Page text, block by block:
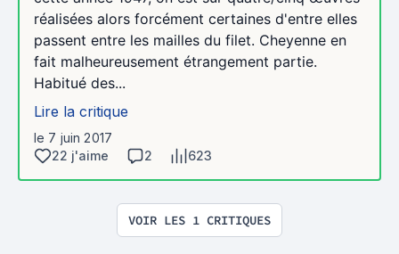
réalisées alors forcément certaines d'entre elles
passent entre les mailles du filet. Cheyenne en
fait malheureusement étrangement partie.
Habitué des...
Lire la critique
le 7 juin 2017
22 j'aime
2 623
VOIR LES 1 CRITIQUES